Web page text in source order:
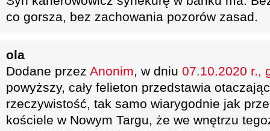
co gorsza, bez zachowania pozorów zasad.
ola
Dodane przez Anonim, w dniu 07.10.2020 r.,
powyższy, cały felieton przedstawia
rzeczywistość, tak samo wiarygodnie jak
kościele w Nowym Targu, że we wnętrzu